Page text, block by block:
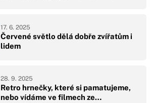
Červené světlo dělá dobře zvířatům i
lidem
17. 6. 2025
Retro hrnečky, které si pamatujeme,
nebo vídáme ve filmech ze…
28. 9. 2025